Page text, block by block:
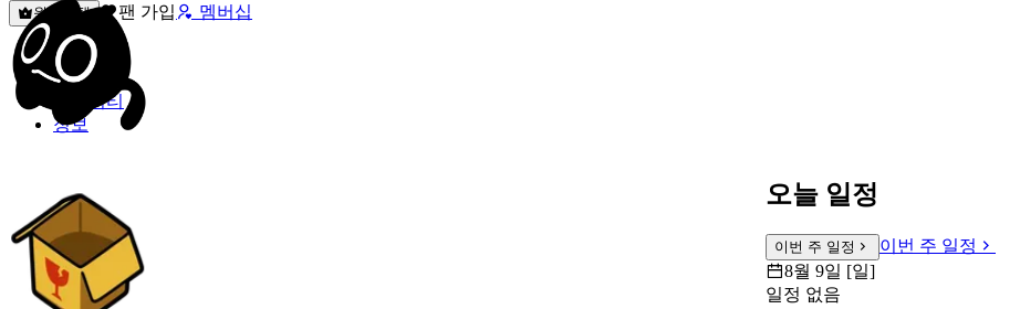
원픽선택 팬 가입 멤버십
밐타운
피드
커뮤니티
정보
오늘 일정
이번 주 일정
이번 주 일정
8월 9일 [일]
일정 없음